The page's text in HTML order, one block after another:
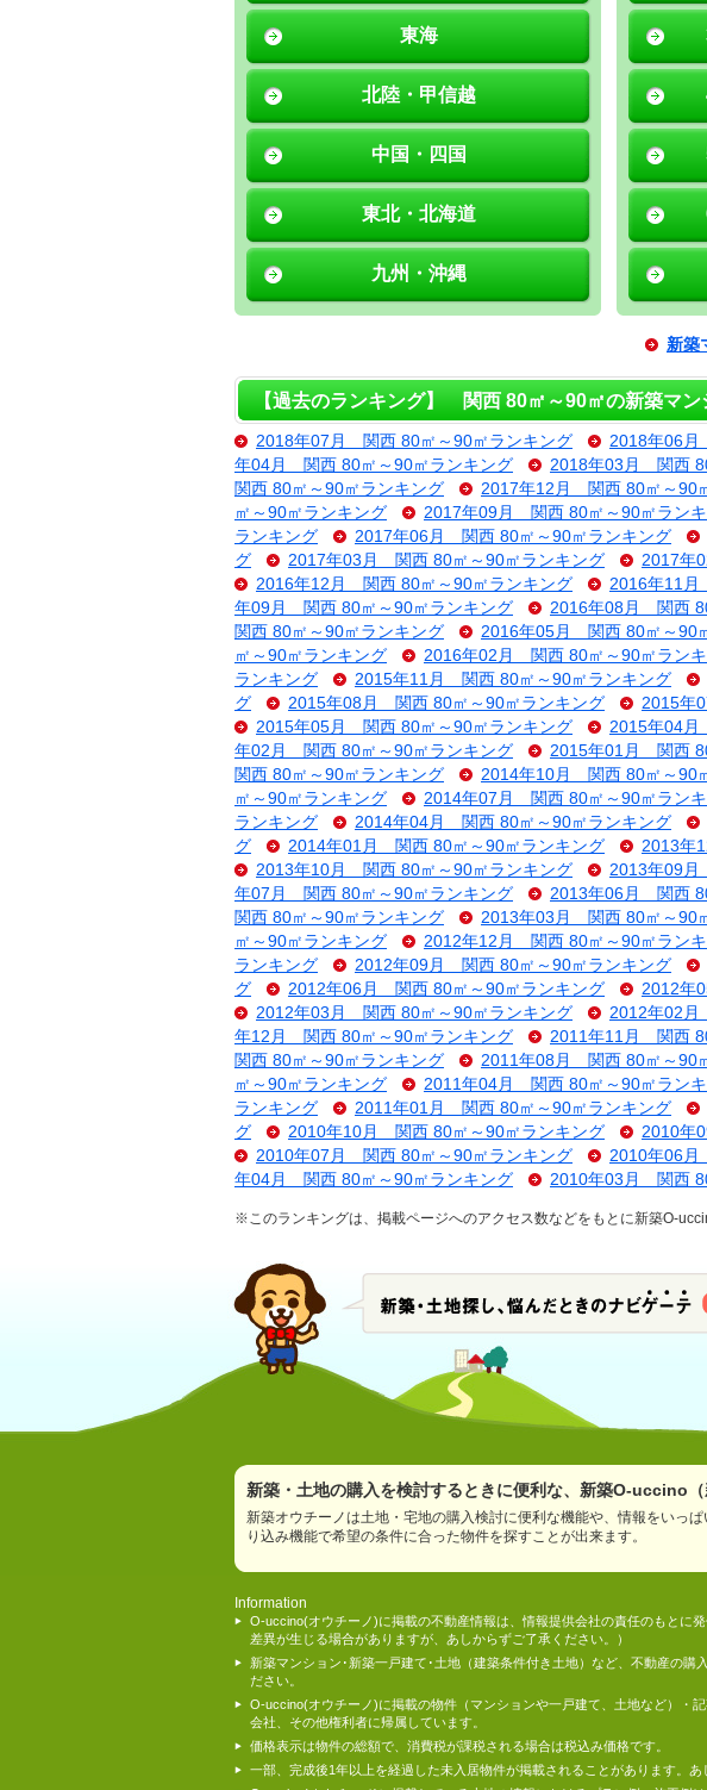
東海
北陸・甲信越
中国・四国
東北・北海道
九州・沖縄
新築
【過去のランキング】 関西 80㎡～90㎡の新築マン
2018年07月 関西 80㎡～90㎡ランキング 2018年06
年04月 関西 80㎡～90㎡ランキング
2018年03月 関西
関西 80㎡～90㎡ランキング
2017年12月 関西 80㎡～90
㎡～90㎡ランキング
2017年09月 関西 80㎡～90㎡ラン
ランキング
2017年06月 関西 80㎡～90㎡ランキング
グ
2017年03月 関西 80㎡～90㎡ランキング 2017年
2016年12月 関西 80㎡～90㎡ランキング
2016年11
年09月 関西 80㎡～90㎡ランキング
2016年08月 関西
関西 80㎡～90㎡ランキング
2016年05月 関西 80㎡～90
㎡～90㎡ランキング
2016年02月 関西 80㎡～90㎡ラン
ランキング
2015年11月 関西 80㎡～90㎡ランキング
グ
2015年08月 関西 80㎡～90㎡ランキング 2015年
2015年05月 関西 80㎡～90㎡ランキング
2015年04
年02月 関西 80㎡～90㎡ランキング
2015年01月 関西
関西 80㎡～90㎡ランキング
2014年10月 関西 80㎡～90
㎡～90㎡ランキング
2014年07月 関西 80㎡～90㎡ラン
ランキング
2014年04月 関西 80㎡～90㎡ランキング
グ
2014年01月 関西 80㎡～90㎡ランキング 2013年
2013年10月 関西 80㎡～90㎡ランキング
2013年09
年07月 関西 80㎡～90㎡ランキング
2013年06月 関西
関西 80㎡～90㎡ランキング
2013年03月 関西 80㎡～90
㎡～90㎡ランキング
2012年12月 関西 80㎡～90㎡ラン
ランキング
2012年09月 関西 80㎡～90㎡ランキング
グ
2012年06月 関西 80㎡～90㎡ランキング 2012年
2012年03月 関西 80㎡～90㎡ランキング
2012年02
年12月 関西 80㎡～90㎡ランキング
2011年11月 関西
関西 80㎡～90㎡ランキング
2011年08月 関西 80㎡～90
㎡～90㎡ランキング
2011年04月 関西 80㎡～90㎡ラン
ランキング
2011年01月 関西 80㎡～90㎡ランキング
グ
2010年10月 関西 80㎡～90㎡ランキング 2010年
2010年07月 関西 80㎡～90㎡ランキング
2010年06
年04月 関西 80㎡～90㎡ランキング
2010年03月 関西
※このランキングは、掲載ページへのアクセス数などをもとに新築O-
新築・土地の購入を検討するときに便利な、新築O-uccino
新築オウチーノは土地・宅地の購入検討に便利な機能や、情報をいっ
り込み機能で希望の条件に合った物件を探すことが出来ます。
Information
O-uccino(オウチーノ)に掲載の不動産情報は、情報提供会社の責任のもとに
差異が生じる場合がありますが、あしからずご了承ください。）
新築マンション･新築一戸建て･土地（建築条件付き土地）など、不動産の
ださい。
O-uccino(オウチーノ)に掲載の物件（マンションや一戸建て、土地など）・
会社、その他権利者に帰属しています。
価格表示は物件の総額で、消費税が課税される場合は税込み価格です。
一部、完成後1年以上を経過した未入居物件が掲載されることがあります。あ